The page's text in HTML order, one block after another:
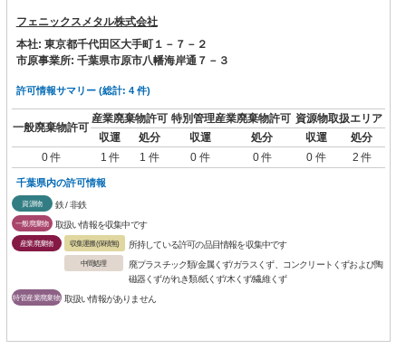
フェニックスメタル株式会社
本社: 東京都千代田区大手町１－７－２
市原事業所: 千葉県市原市八幡海岸通７－３
許可情報サマリー (総計: 4 件)
一般廃棄物許可
産業廃棄物許可 特別管理産業廃棄物許可 資源物取扱エリア
収運
処分 収運 処分 収運
処分
0 件
1 件 1 件 0 件 0 件 0 件 2 件
千葉県内の許可情報
資源物 鉄 / 非鉄
一般廃棄物 取扱い情報を収集中です
産業廃棄物 収集運搬(保積無) 所持している許可の品目情報を収集中です
中間処理
廃プラスチック類/金属くず/ガラスくず、コンクリートくずおよび陶
磁器くず/がれき類/紙くず/木くず/繊維くず
特管産業廃棄物 取扱い情報がありません